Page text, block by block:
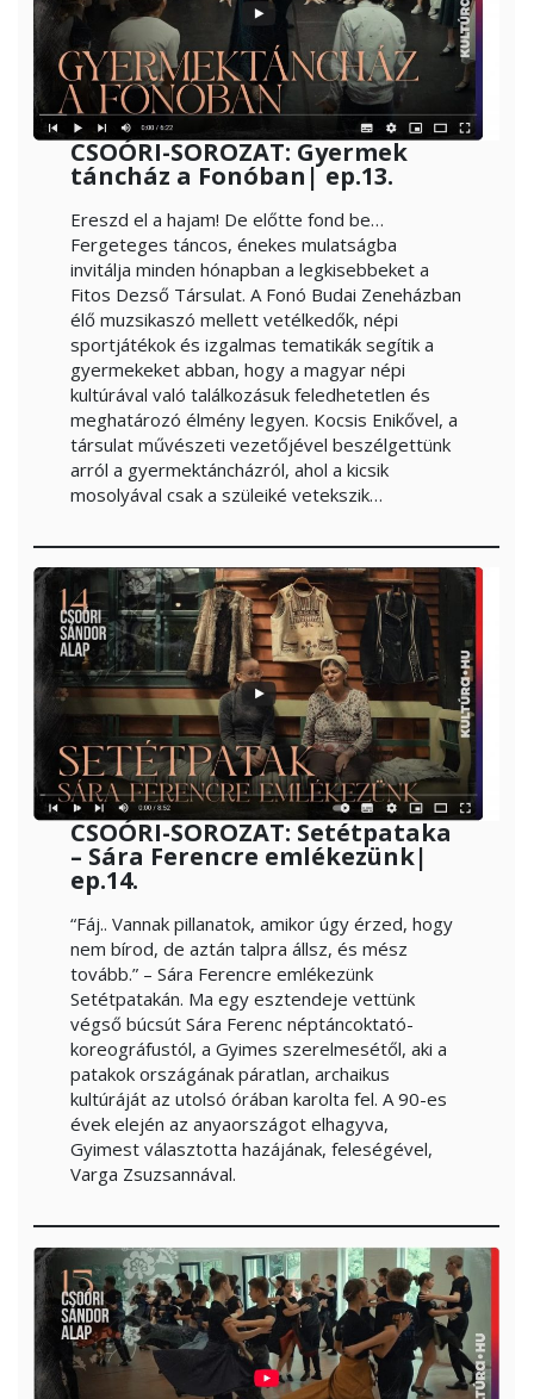
CSOÓRI-SOROZAT: Gyermek
táncház a Fonóban| ep.13.
Ereszd el a hajam! De előtte fond be…
Fergeteges táncos, énekes mulatságba
invitálja minden hónapban a legkisebbeket a
Fitos Dezső Társulat. A Fonó Budai Zeneházban
élő muzsikaszó mellett vetélkedők, népi
sportjátékok és izgalmas tematikák segítik a
gyermekeket abban, hogy a magyar népi
kultúrával való találkozásuk feledhetetlen és
meghatározó élmény legyen. Kocsis Enikővel, a
társulat művészeti vezetőjével beszélgettünk
arról a gyermektáncházról, ahol a kicsik
mosolyával csak a szüleiké vetekszik…
CSOÓRI-SOROZAT: Setétpataka
– Sára Ferencre emlékezünk|
ep.14.
“Fáj.. Vannak pillanatok, amikor úgy érzed, hogy
nem bírod, de aztán talpra állsz, és mész
tovább.” – Sára Ferencre emlékezünk
Setétpatakán. Ma egy esztendeje vettünk
végső búcsút Sára Ferenc néptáncoktató-
koreográfustól, a Gyimes szerelmesétől, aki a
patakok országának páratlan, archaikus
kultúráját az utolsó órában karolta fel. A 90-es
évek elején az anyaországot elhagyva,
Gyimest választotta hazájának, feleségével,
Varga Zsuzsannával.